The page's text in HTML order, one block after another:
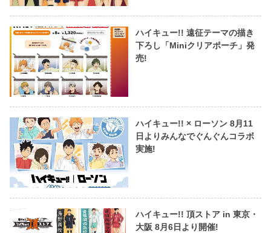
ハイキュー!! 遠征テーマの描き
下ろし「Miniクリアポーチ」発
売!
ハイキュー!! × ローソン 8月11
日よりみんなでぐんぐんコラボ
実施!
ハイキュー!! 頂ストア in 東京・
大阪 8月6日より開催!